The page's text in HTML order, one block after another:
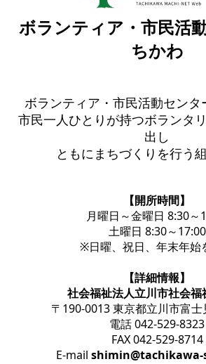
ボランティア・市民活
ちかわ
ボランティア・市民活動センタ
市民一人ひとりが持つボランタ
出し
ともにまちづくりを行う組
【開所時間】
月曜日～金曜日 8:30～
土曜日 8:30～17:00
※日曜、祝日、年末年始
【詳細情報】
社会福祉法人立川市社会福
〒190-0013 東京都立川市富
電話 042-529-8323
FAX 042-529-8714
E-mail